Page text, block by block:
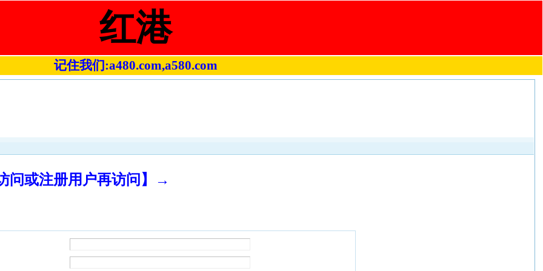
红港
记住我们:a480.com,a580.com
问或注册用户再访问】→